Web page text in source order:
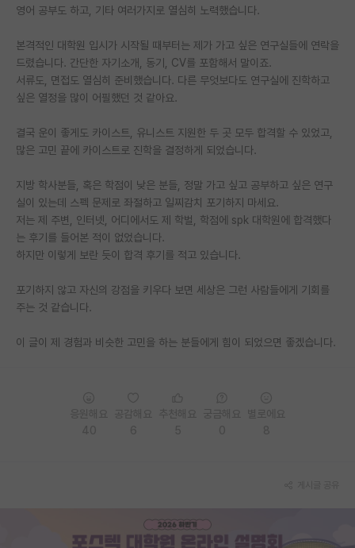
재팬라운지 🌸
영어 공부도 하고, 기타 여러가지로 열심히 노력했습니다.
본격적인 대학원 입시가 시작될 때부터는 제가 가고 싶은 연구실들에 연락을
드렸습니다. 간단한 자기소개, 동기, CV를 포함해서 말이죠.
서류도, 면접도 열심히 준비했습니다. 다른 무엇보다도 연구실에 진학하고
싶은 열정을 많이 어필했던 것 같아요.
결국 운이 좋게도 카이스트, 유니스트 지원한 두 곳 모두 합격할 수 있었고,
많은 고민 끝에 카이스트로 진학을 결정하게 되었습니다.
지방 학사분들, 혹은 학점이 낮은 분들, 정말 가고 싶고 공부하고 싶은 연구
실이 있는데 스펙 문제로 좌절하고 일찌감치 포기하지 마세요.
저는 제 주변, 인터넷, 어디에서도 제 학벌, 학점에 spk 대학원에 합격했다
는 후기를 들어본 적이 없었습니다.
하지만 이렇게 보란 듯이 합격 후기를 적고 있습니다.
포기하지 않고 자신의 강점을 키우다 보면 세상은 그런 사람들에게 기회를
주는 것 같습니다.
이 글이 제 경험과 비슷한 고민을 하는 분들에게 힘이 되었으면 좋겠습니다.